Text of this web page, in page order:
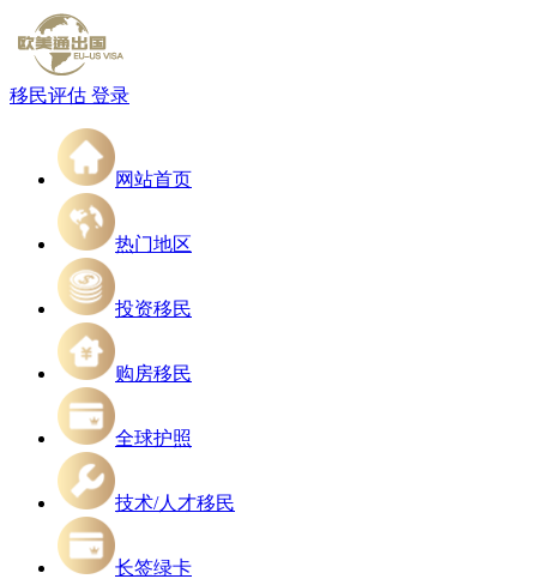
移民评估 登录
网站首页
热门地区
投资移民
购房移民
全球护照
技术/人才移民
长签绿卡